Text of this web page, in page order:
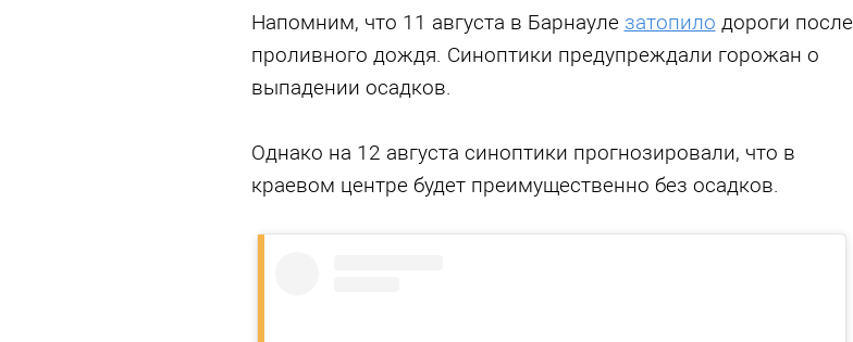
Напомним, что 11 августа в Барнауле затопило дороги после
проливного дождя. Синоптики предупреждали горожан о
выпадении осадков.
Однако на 12 августа синоптики прогнозировали, что в
краевом центре будет преимущественно без осадков.